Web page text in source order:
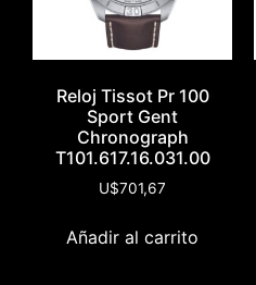
Reloj Tissot Pr 100
Sport Gent
Chronograph
T101.617.16.031.00
U$701,67
Añadir al carrito